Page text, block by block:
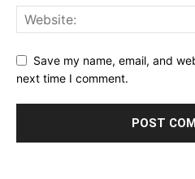
Save my name, email, and
next time I comment.